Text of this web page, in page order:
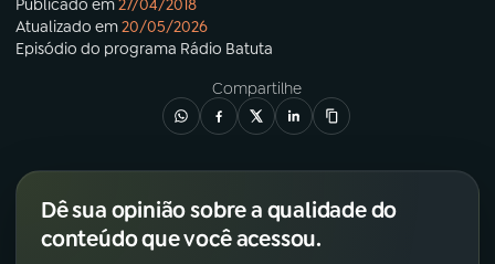
Publicado em27/04/2018
Atualizado em20/05/2026
Episódio do programa Rádio Batuta
Compartilhe
Dê sua opinião sobre a qualidade do
conteúdo que você acessou.